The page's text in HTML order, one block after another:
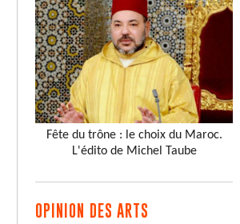
Fête du trône : le choix du Maroc.
L'édito de Michel Taube
OPINION DES ARTS